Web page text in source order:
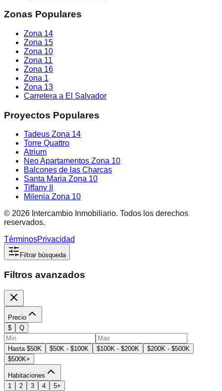
Zonas Populares
Zona 14
Zona 15
Zona 10
Zona 11
Zona 16
Zona 1
Zona 13
Carretera a El Salvador
Proyectos Populares
Tadeus Zona 14
Torre Quattro
Atrium
Neo Apartamentos Zona 10
Balcones de las Charcas
Santa Maria Zona 10
Tiffany II
Milenia Zona 10
© 2026 Intercambio Inmobiliario. Todos los derechos
reservados.
TérminosPrivacidad
Filtrar búsqueda
Filtros avanzados
Precio
$
Q
Hasta $50K $50K - $100K $100K - $200K
$200K - $500K
$500K+
Habitaciones
1
2 3 4 5+